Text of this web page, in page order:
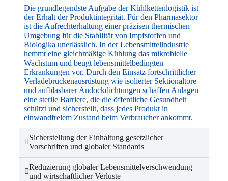
Die grundlegendste Aufgabe der Kühlkettenlogistik ist
der Erhalt der Produktintegrität. Für den Pharmasektor
ist die Aufrechterhaltung einer präzisen thermischen
Umgebung für die Stabilität von Impfstoffen und
Biologika unerlässlich. In der Lebensmittelindustrie
hemmt eine gleichmäßige Kühlung das mikrobielle
Wachstum und beugt lebensmittelbedingten
Erkrankungen vor. Durch den Einsatz fortschrittlicher
Verladebrückenausrüstung wie isolierter Sektionaltore
und aufblasbarer Andockdichtungen schaffen Anlagen
eine sterile Barriere, die die öffentliche Gesundheit
schützt und sicherstellt, dass jedes Produkt in
einwandfreiem Zustand beim Verbraucher ankommt.
Sicherstellung der Einhaltung gesetzlicher
Vorschriften und globaler Standards
Reduzierung globaler Lebensmittelverschwendung
und wirtschaftlicher Verluste